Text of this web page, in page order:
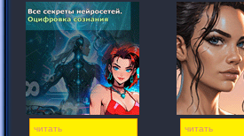
читать читать